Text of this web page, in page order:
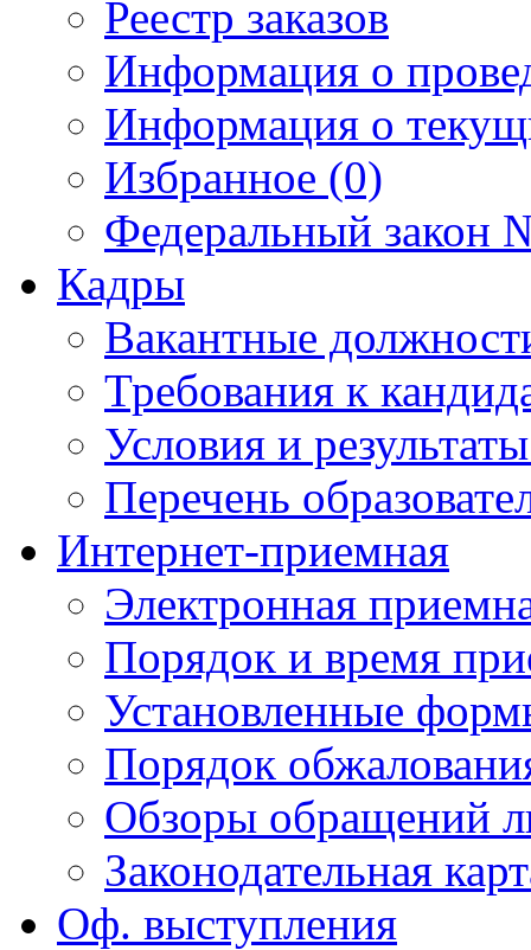
Реестр заказов
Информация о
Информация о
Избранное (0)
Федеральный закон
Кадры
Вакантные
Требования к
Условия и
Перечень
Интернет-приемная
Электронная
Порядок и время
Установленные
Порядок
Обзоры обращений
Законодательная
Оф. выступления